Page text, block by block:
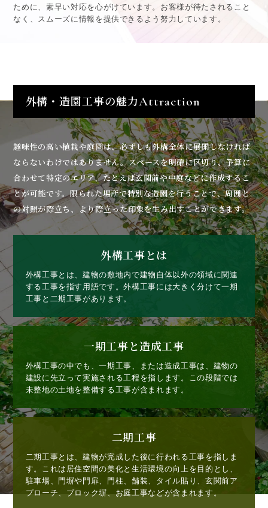
ために、素早い対応を心がけています。お客様が待たされること
なく、スムーズに情報を提供できるよう努力しています。
外構・造園工事の魅力Attraction
趣味性の高い植栽や庭園は、必ずしも外構全体に展開しなければ
ならないわけではありません。スペースを明確に区切り、予算に
合わせて特定のエリア、たとえば玄関前や中庭などに作成するこ
とが可能です。限られた場所で特別な造園を行うことで、周囲と
の対照が際立ち、より際立った印象を生み出すことができます。
外構工事とは
外構工事とは、建物の敷地内で建物自体以外の領域に関連
する工事を指す用語です。外構工事には大きく分けて一期
工事と二期工事があります。
一期工事と造成工事
外構工事の中でも、一期工事、または造成工事は、建物の
建設に先立って実施される工程を指します。この段階では
未整地の土地を整備する工事が含まれます。
二期工事
二期工事とは、建物が完成した後に行われる工事を指しま
す。これは居住空間の美化と生活環境の向上を目的とし、
駐車場、門塀や門扉、門柱、舗装、タイル貼り、玄関前ア
プローチ、ブロック塀、お庭工事などが含まれます。